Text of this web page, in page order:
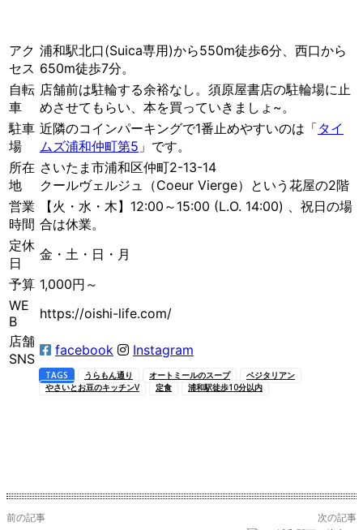
アク
セス
浦和駅北口(Suica専用)から550m徒歩6分、西口から
650m徒歩7分。
自転
車
店舗前は駐輪する余裕なし。須原屋書店の駐輪場に止
めさせてもらい、本を買っていきましょ~。
駐車
場
近隣のコインパーキングで1番止めやすいのは「タイ
ムズ浦和仲町第5 」です。
所在
地
さいたま市浦和区仲町2-13-14
クールヴェルジュ（Coeur Vierge）という花屋の2階
営業
時間
【火・水・木】12:00～15:00 (L.O. 14:00) 、祝日の場
合は休業。
定休
日
金・土・日・月
予算 1,000円～
WE
B
https://oishi-life.com/
店舗
SNS
facebook Instagram
TAGS うらもん通り オートミールのスープ
ベジタリアン
やさいとお豆のキッチンV
定食 浦和駅徒歩10分以内
前の記事 次の記事